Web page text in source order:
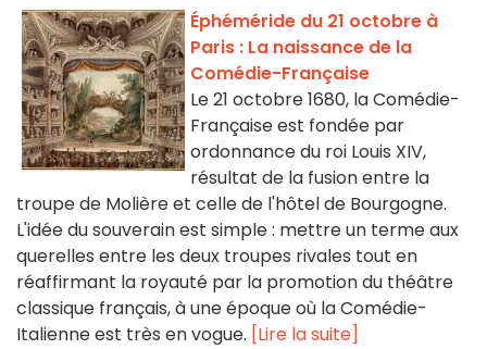
Éphéméride du 21 octobre à
Paris : La naissance de la
Comédie-Française
Le 21 octobre 1680, la Comédie-
Française est fondée par
ordonnance du roi Louis XIV,
résultat de la fusion entre la
troupe de Molière et celle de l'hôtel de Bourgogne.
L'idée du souverain est simple : mettre un terme aux
querelles entre les deux troupes rivales tout en
réaffirmant la royauté par la promotion du théâtre
classique français, à une époque où la Comédie-
Italienne est très en vogue. [Lire la suite]